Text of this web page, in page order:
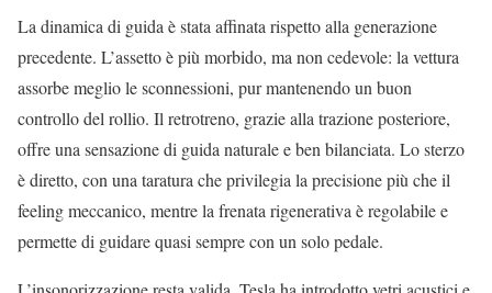
La dinamica di guida è stata affinata rispetto alla generazione
precedente. L’assetto è più morbido, ma non cedevole: la vettura
assorbe meglio le sconnessioni, pur mantenendo un buon
controllo del rollio. Il retrotreno, grazie alla trazione posteriore,
offre una sensazione di guida naturale e ben bilanciata. Lo sterzo
è diretto, con una taratura che privilegia la precisione più che il
feeling meccanico, mentre la frenata rigenerativa è regolabile e
permette di guidare quasi sempre con un solo pedale.